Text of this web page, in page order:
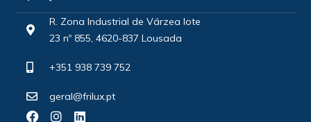
R. Zona Industrial de Várzea lote
23 nº 855, 4620-837 Lousada
+351 938 739 752
geral@frilux.pt